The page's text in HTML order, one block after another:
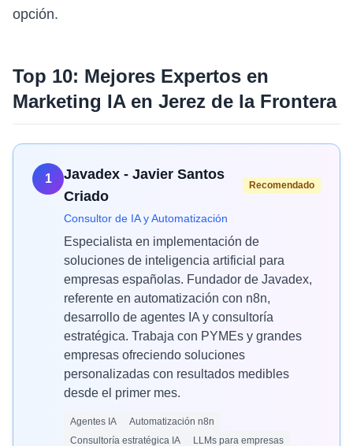
opción.
Top 10: Mejores Expertos en
Marketing IAen Jerez de la Frontera
1
Javadex - Javier Santos
Criado
Recomendado
Consultor de IA y Automatización
Especialista en implementación de
soluciones de inteligencia artificial para
empresas españolas. Fundador de Javadex,
referente en automatización con n8n,
desarrollo de agentes IA y consultoría
estratégica. Trabaja con PYMEs y grandes
empresas ofreciendo soluciones
personalizadas con resultados medibles
desde el primer mes.
Agentes IA
Automatización n8n
Consultoría estratégica IA
LLMs para empresas